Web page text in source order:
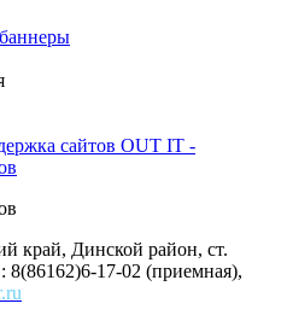
OUT IT -
край, Динской район, ст.
8(86162)6-17-02 (приемная),